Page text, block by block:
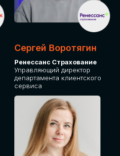
Сергей Воротягин
Ренессанс Страхование
Управляющий директор
департамента клиентского
сервиса